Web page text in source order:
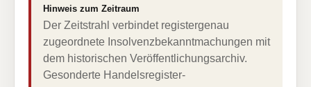
Hinweis zum Zeitraum
Der Zeitstrahl verbindet registergenau
zugeordnete Insolvenzbekanntmachungen mit
dem historischen Veröffentlichungsarchiv.
Gesonderte Handelsregister-